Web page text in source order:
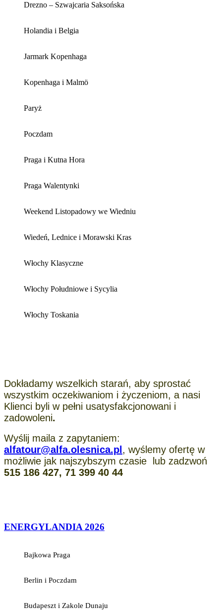
Drezno – Szwajcaria Saksońska
Holandia i Belgia
Jarmark Kopenhaga
Kopenhaga i Malmö
Paryż
Poczdam
Praga i Kutna Hora
Praga Walentynki
Weekend Listopadowy we Wiedniu
Wiedeń, Lednice i Morawski Kras
Włochy Klasyczne
Włochy Południowe i Sycylia
Włochy Toskania
Dokładamy wszelkich starań, aby sprostać
wszystkim oczekiwaniom i życzeniom, a nasi
Klienci byli w pełni usatysfakcjonowani i
zadowoleni.
Wyślij maila z zapytaniem:
alfatour@alfa.olesnica.pl , wyślemy ofertę w
możliwie jak najszybszym czasie lub zadzwoń
515 186 427, 71 399 40 44
ENERGYLANDIA 2026
Bajkowa Praga
Berlin i Poczdam
Budapeszt i Zakole Dunaju